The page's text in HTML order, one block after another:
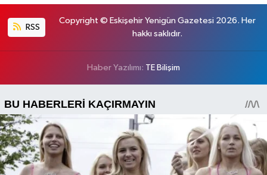
RSS
Copyright © Eskişehir Yenigün Gazetesi 2026. Her
hakkı saklıdır.
Haber Yazılımı: TE Bilişim